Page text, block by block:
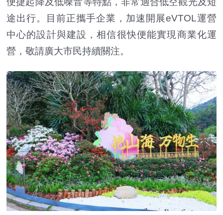
途出行。目前正攜手企業，加速開展eVTOL運營
中心的設計與建設，相信很快便能實現商業化運
營，敬請廣大市民持續關注。